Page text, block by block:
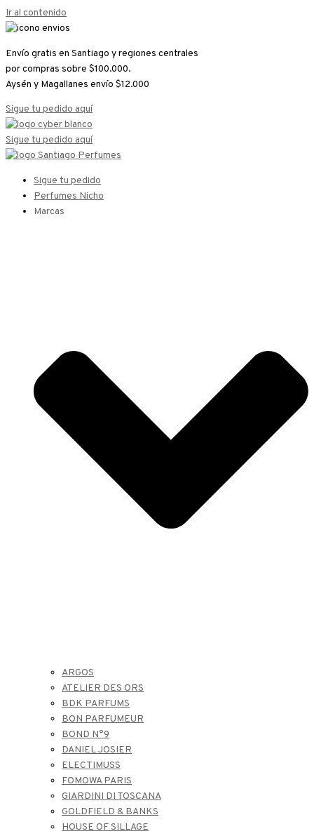
Ir al contenido
Envío gratis en Santiago y regiones centrales
por compras sobre $100.000.
Aysén y Magallanes envío $12.000
Sigue tu pedido aquí
Sigue tu pedido aquí
Sigue tu pedido
Perfumes Nicho
Marcas
ARGOS
ATELIER DES ORS
BDK PARFUMS
BON PARFUMEUR
BOND N°9
DANIEL JOSIER
ELECTIMUSS
FOMOWA PARIS
GIARDINI DI TOSCANA
GOLDFIELD & BANKS
HOUSE OF SILLAGE